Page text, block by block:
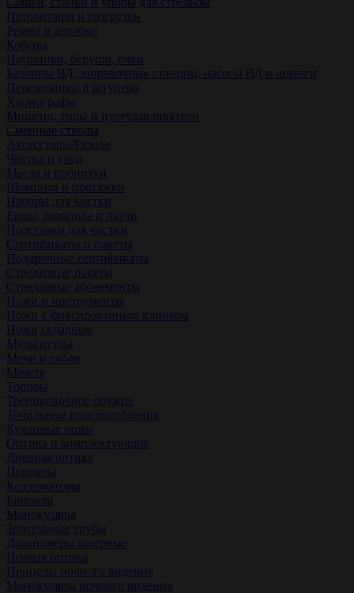
Патронташи и разгрузки
Ремни и антабки
Кобуры
Наушники, беруши, очки
Баллоны ВД, заправочные станции, насосы ВД и шланги
Переходники и штуцера
Хронографы
Мишени, тиры и пулеулавливатели
Сменные стволы
Аксессуары/Разное
Чистка и уход
Масла и пропитки
Шомпола и протяжки
Наборы для чистки
Ерши, шомпола и патчи
Подставки для чистки
Сертификаты и пакеты
Подарочные сертификаты
Стрелковые пакеты
Стрелковые абонементы
Ножи и инструменты
Ножи с фиксированным клинком
Ножи складные
Мультитулы
Мечи и сабли
Мачете
Топоры
Тренировочное оружие
Точильные приспособления
Кухонные ножи
Оптика и комплектующие
Дневная оптика
Прицелы
Коллиматоры
Бинокли
Монокуляры
Зрительные трубы
Дальномеры лазерные
Ночная оптика
Прицелы ночного видения
Монокуляры ночного видения